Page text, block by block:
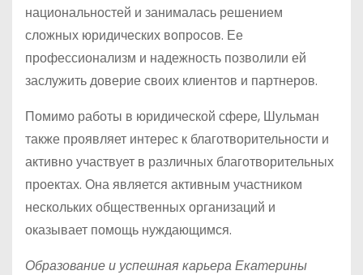
национальностей и занималась решением
сложных юридических вопросов. Ее
профессионализм и надежность позволили ей
заслужить доверие своих клиентов и партнеров.
Помимо работы в юридической сфере, Шульман
также проявляет интерес к благотворительности и
активно участвует в различных благотворительных
проектах. Она является активным участником
нескольких общественных организаций и
оказывает помощь нуждающимся.
Образование и успешная карьера Екатерины